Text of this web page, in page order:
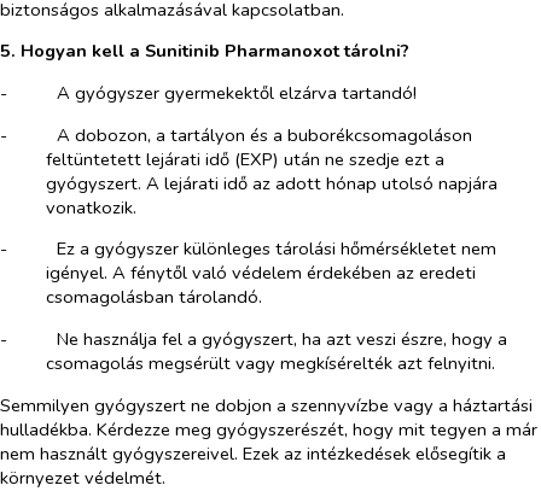
biztonságos alkalmazásával kapcsolatban.
5. Hogyan kell a Sunitinib Pharmanoxot tárolni?
-​
A gyógyszer gyermekektől elzárva tartandó!
-​
A dobozon, a tartályon és a buborékcsomagoláson
feltüntetett lejárati idő (EXP) után ne szedje ezt a
gyógyszert. A lejárati idő az adott hónap utolsó napjára
vonatkozik.
-​
Ez a gyógyszer különleges tárolási hőmérsékletet nem
igényel. A fénytől való védelem érdekében az eredeti
csomagolásban tárolandó.
-​
Ne használja fel a gyógyszert, ha azt veszi észre, hogy a
csomagolás megsérült vagy megkísérelték azt felnyitni.
Semmilyen gyógyszert ne dobjon a szennyvízbe vagy a háztartási
hulladékba. Kérdezze meg gyógyszerészét, hogy mit tegyen a már
nem használt gyógyszereivel. Ezek az intézkedések elősegítik a
környezet védelmét.